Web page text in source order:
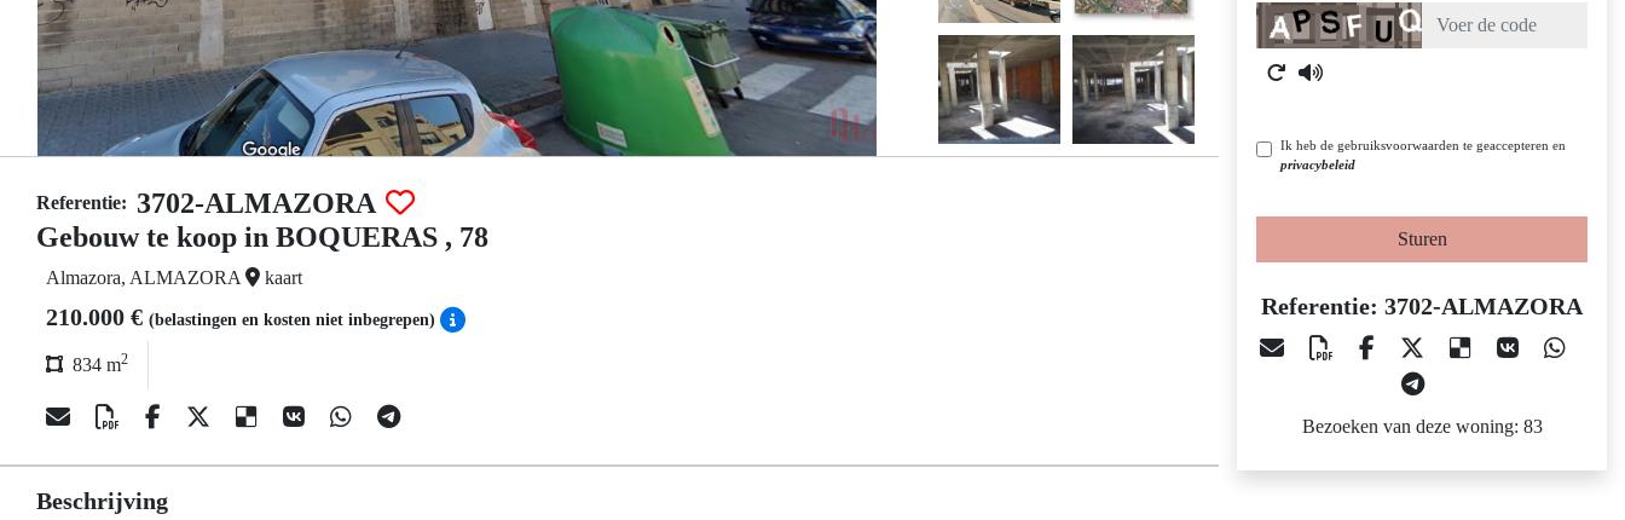
Referentie: 3702-ALMAZORA
Gebouw te koop in BOQUERAS , 78
Almazora, ALMAZORA kaart
210.000 € (belastingen en kosten niet inbegrepen)
834 m2
Beschrijving
Captcha
Ik heb de gebruiksvoorwaarden te geaccepteren en
privacybeleid
Sturen
Referentie: 3702-ALMAZORA
Bezoeken van deze woning: 83